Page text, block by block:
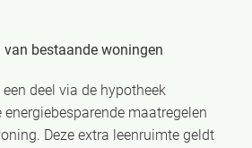
bestaande woningen
deel via de hypotheek
maatregelen
Deze extra leenruimte geldt